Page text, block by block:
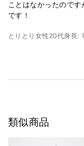
ことはなかったので
です！
とりとり 女性20代身長:
類似商品